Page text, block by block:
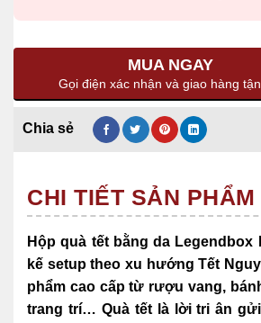
MUA NGAY
Gọi điện xác nhận và giao hàng
CHI TIẾT SẢN PHẨM
Hộp quà tết bằng da Legendbox
kế setup theo xu hướng Tết
phẩm cao cấp từ rượu vang,
trang trí… Quà tết là lời tri ân